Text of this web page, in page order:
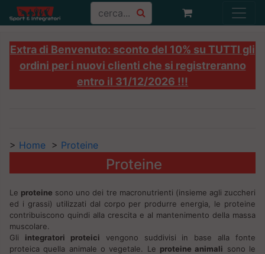
Extra di Benvenuto: sconto del 10% su TUTTI gli
ordini per i nuovi clienti che si registreranno
entro il 31/12/2026 !!!
> Home > Proteine
Proteine
Le proteine sono uno dei tre macronutrienti (insieme agli zuccheri
ed i grassi) utilizzati dal corpo per produrre energia, le proteine
contribuiscono quindi alla crescita e al mantenimento della massa
muscolare.
Gli integratori proteici vengono suddivisi in base alla fonte
proteica quella animale o vegetale. Le proteine animali sono le